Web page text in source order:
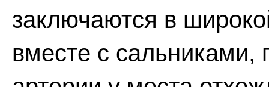
заключаются в
вместе с сальниками,